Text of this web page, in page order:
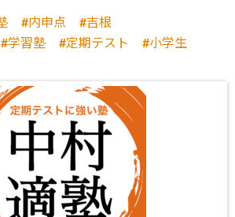
内申点
吉根
学習塾 定期テスト
小学生